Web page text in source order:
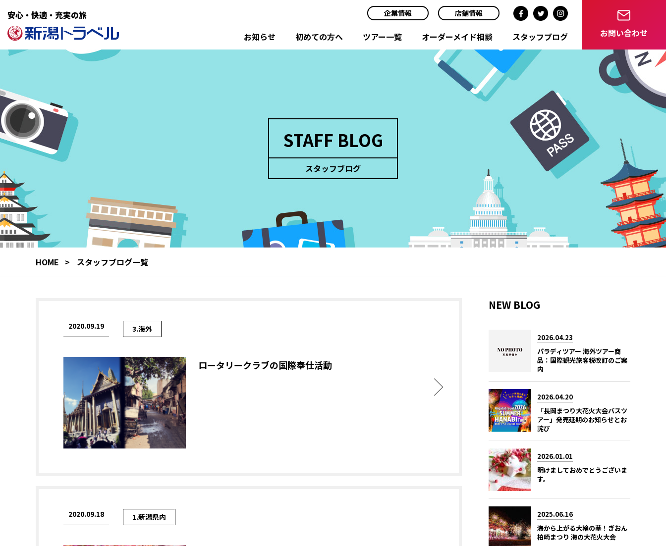
安心・快適・充実の旅 企業情報 店舗情報
お知らせ 初めての方へ ツアー一覧 オーダーメイド相談 スタッフブログ お問い合わせ
STAFF BLOG
スタッフブログ
HOME スタッフブログ一覧
2020.09.19 3.海外
ロータリークラブの国際奉仕活動
2020.09.18 1.新潟県内
NEW BLOG
2026.04.23
パラディツアー 海外ツアー商
品：国際観光旅客税改訂のご案
内
2026.04.20
「長岡まつり大花火大会バスツ
アー」発売延期のお知らせとお
詫び
2026.01.01
明けましておめでとうございま
す。
2025.06.16
海から上がる大輪の華！ぎおん
柏崎まつり 海の大花火大会